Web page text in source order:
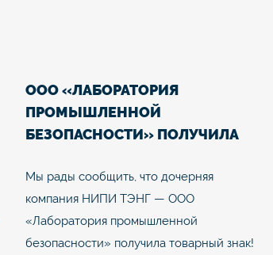
ООО «ЛАБОРАТОРИЯ
ПРОМЫШЛЕННОЙ
БЕЗОПАСНОСТИ» ПОЛУЧИЛА
Мы рады сообщить, что дочерняя
компания НИПИ ТЭНГ — ООО
«Лаборатория промышленной
безопасности» получила товарный знак!